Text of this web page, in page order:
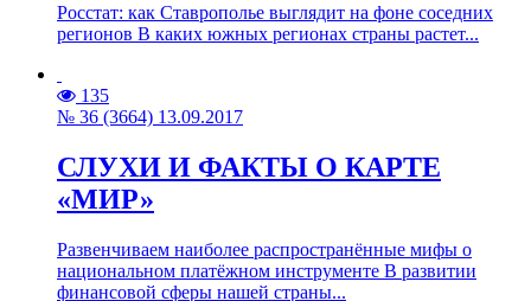
Росстат: как Ставрополье выглядит на фоне соседних
регионов В каких южных регионах страны растет...
135
№ 36 (3664) 13.09.2017
СЛУХИ И ФАКТЫ О КАРТЕ
«МИР»
Развенчиваем наиболее распространённые мифы о
национальном платёжном инструменте В развитии
финансовой сферы нашей страны...